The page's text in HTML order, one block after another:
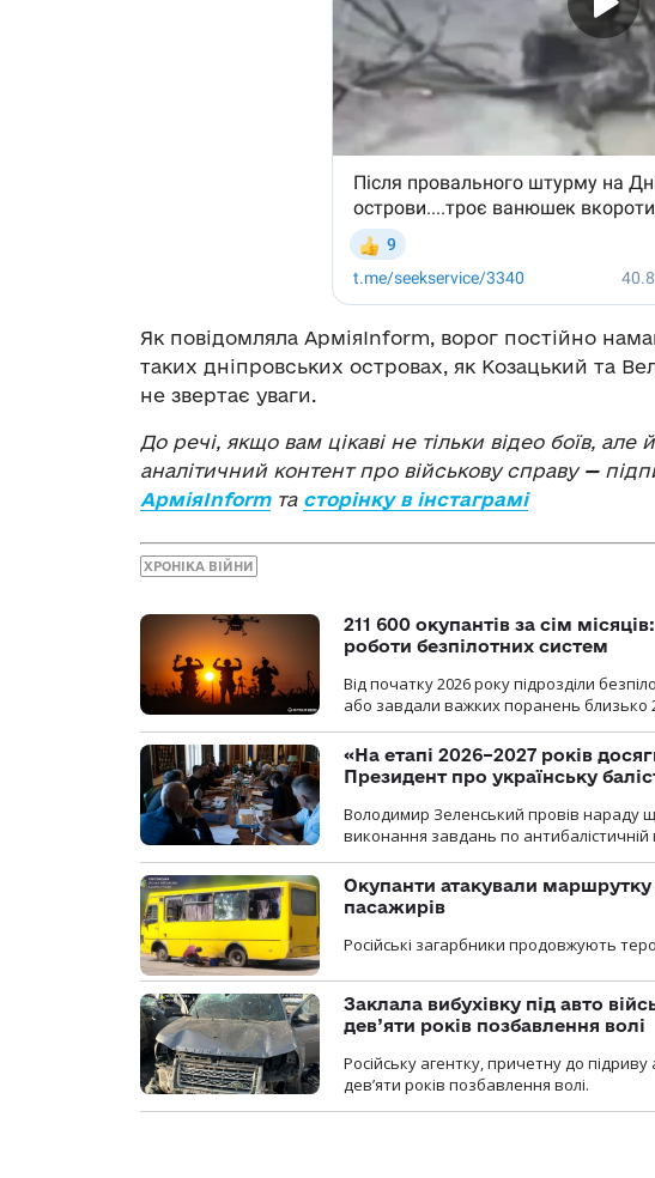
Як повідомляла АрміяInform, ворог постійно
таких дніпровських островах, як Козацький та
не звертає уваги.
До речі, якщо вам цікаві не тільки відео боїв, але
аналітичний контент про військову справу—
АрміяInform та сторінку в інстаграмі
ХРОНІКА ВІЙНИ
211 600 окупантів за сім
роботи безпілотних систем
Від початку 2026 року підрозділи
або завдали важких поранень близько
«На етапі 2026–2027 років
Президент про українську
Володимир Зеленський провів нараду
виконання завдань по антибалістичній
Окупанти атакували
пасажирів
Російські загарбники продовжують
Заклала вибухівку під авто
дев’яти років позбавлення волі
Російську агентку, причетну до
дев’яти років позбавлення волі.